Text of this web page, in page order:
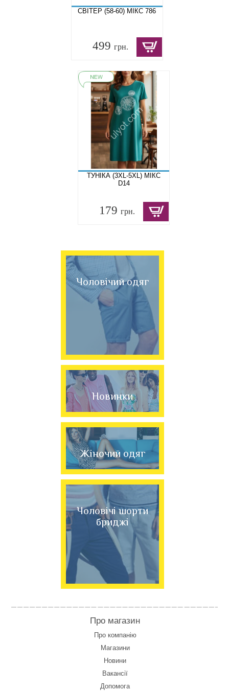
СВІТЕР (58-60) МІКС 786
499 грн.
ТУНІКА (3XL-5XL) МІКС
D14
179 грн.
Чоловічий одяг
Новинки
Жіночий одяг
Чоловічі шорти
бриджі
Про магазин
Про компанію
Магазини
Новини
Вакансії
Допомога